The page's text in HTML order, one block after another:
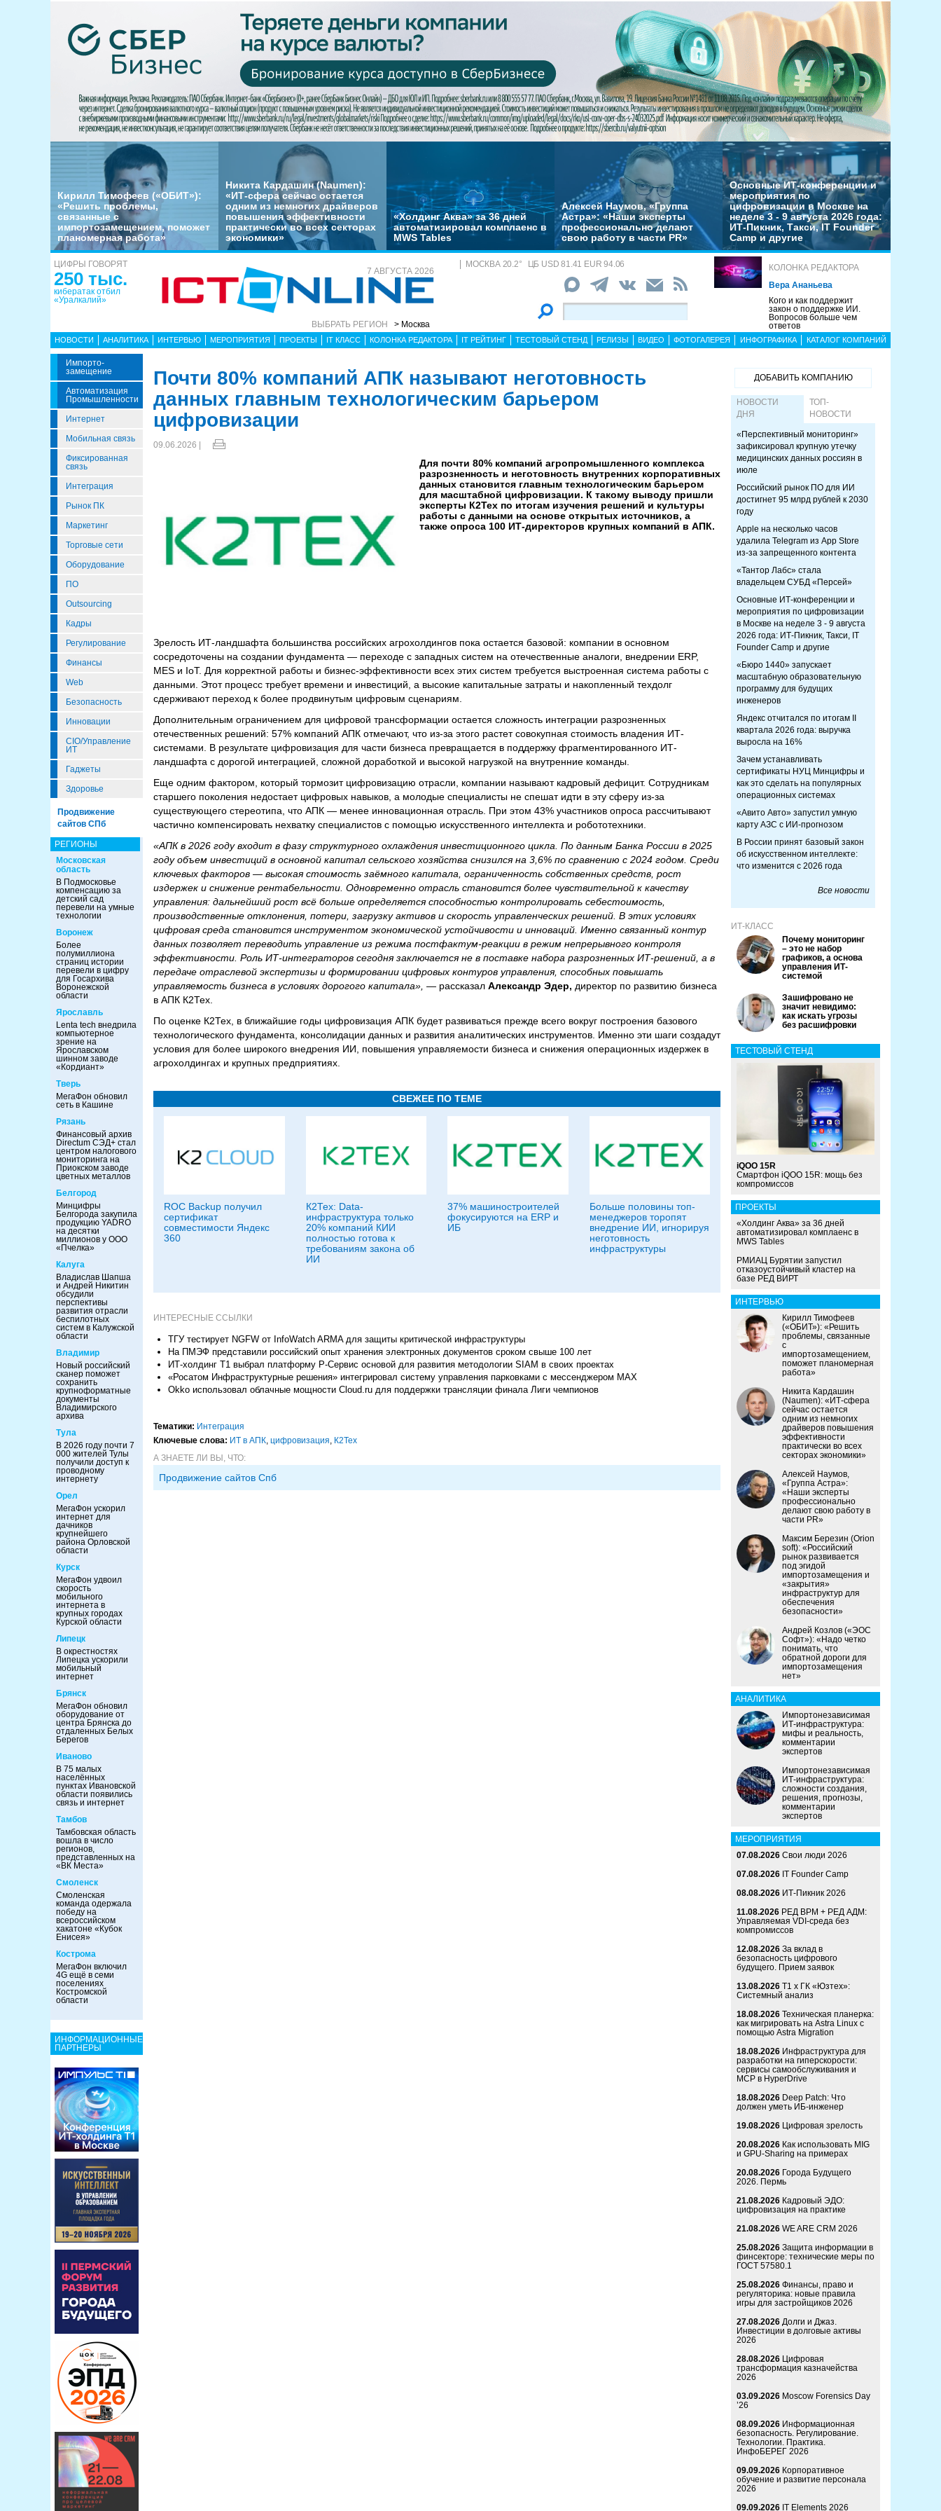
Кирилл Тимофеев («ОБИТ»):
«Решить проблемы,
связанные с
импортозамещением, поможет
планомерная работа»
Никита Кардашин (Naumen):
«ИТ-сфера сейчас остается
одним из немногих драйверов
повышения эффективности
практически во всех секторах
экономики»
«Холдинг Аква» за 36 дней
автоматизировал комплаенс в
MWS Tables
Алексей Наумов, «Группа
Астра»: «Наши эксперты
профессионально делают
свою работу в части PR»
Основные ИТ-конференции и
мероприятия по
цифровизации в Москве на
неделе 3 - 9 августа 2026 года:
ИТ-Пикник, Такси, IT Founder
Camp и другие
ЦИФРЫ ГОВОРЯТ
250 тыс.
кибератак отбил
«Уралкалий»
7 АВГУСТА 2026
ВЫБРАТЬ РЕГИОН > Москва
МОСКВА 20.2° ЦБ USD 81.41 EUR 94.06
КОЛОНКА РЕДАКТОРА
Вера Ананьева
Кого и как поддержит
закон о поддержке ИИ.
Вопросов больше чем
ответов
НОВОСТИ АНАЛИТИКА ИНТЕРВЬЮ МЕРОПРИЯТИЯ ПРОЕКТЫ IT КЛАСС КОЛОНКА РЕДАКТОРА IT РЕЙТИНГ ТЕСТОВЫЙ СТЕНД РЕЛИЗЫ ВИДЕО ФОТОГАЛЕРЕЯ ИНФОГРАФИКА КАТАЛОГ КОМПАНИЙ
Импорто­
Замещение
Автоматизация
Промышленности
Интернет
Мобильная связь
Фиксированная
связь
Интеграция
Рынок ПК
Маркетинг
Торговые сети
Оборудование
ПО
Outsourcing
Кадры
Регулирование
Финансы
Web
Безопасность
Инновации
CIO/Управление
ИТ
Гаджеты
Здоровье
Продвижение
сайтов СПб
РЕГИОНЫ
Московская
область
В Подмосковье
компенсацию за
детский сад
перевели на умные
технологии
Воронеж
Более
полумиллиона
страниц истории
перевели в цифру
для Госархива
Воронежской
области
Ярославль
Lenta tech внедрила
компьютерное
зрение на
Ярославском
шинном заводе
«Кордиант»
Тверь
МегаФон обновил
сеть в Кашине
Рязань
Финансовый архив
Directum СЭД+ стал
центром налогового
мониторинга на
Приокском заводе
цветных металлов
Белгород
Минцифры
Белгорода закупила
продукцию YADRO
на десятки
миллионов у ООО
«Пчелка»
Калуга
Владислав Шапша
и Андрей Никитин
обсудили
перспективы
развития отрасли
беспилотных
систем в Калужской
области
Владимир
Новый российский
сканер поможет
сохранить
крупноформатные
документы
Владимирского
архива
Тула
В 2026 году почти 7
000 жителей Тулы
получили доступ к
проводному
интернету
Орел
МегаФон ускорил
интернет для
дачников
крупнейшего
района Орловской
области
Курск
МегаФон удвоил
скорость
мобильного
интернета в
крупных городах
Курской области
Липецк
В окрестностях
Липецка ускорили
мобильный
интернет
Брянск
МегаФон обновил
оборудование от
центра Брянска до
отдаленных Белых
Берегов
Иваново
В 75 малых
населённых
пунктах Ивановской
области появились
связь и интернет
Тамбов
Тамбовская область
вошла в число
регионов,
представленных на
«ВК Места»
Смоленск
Смоленская
команда одержала
победу на
всероссийском
хакатоне «Кубок
Енисея»
Кострома
МегаФон включил
4G ещё в семи
поселениях
Костромской
области
ИНФОРМАЦИОННЫЕ
ПАРТНЕРЫ
Почти 80% компаний АПК называют неготовность
данных главным технологическим барьером
цифровизации
09.06.2026 |
Для почти 80% компаний агропромышленного комплекса
разрозненность и неготовность внутренних корпоративных
данных становится главным технологическим барьером
для масштабной цифровизации. К такому выводу пришли
эксперты К2Тех по итогам изучения решений и культуры
работы с данными на основе открытых источников, а
также опроса 100 ИТ-директоров крупных компаний в АПК.
Зрелость ИТ-ландшафта большинства российских агрохолдингов пока остается базовой: компании в основном
сосредоточены на создании фундамента — переходе с западных систем на отечественные аналоги, внедрении ERP,
MES и IoT. Для корректной работы и бизнес-эффективности всех этих систем требуется выстроенная система работы с
данными. Этот процесс требует времени и инвестиций, а высокие капитальные затраты и накопленный техдолг
сдерживают переход к более продвинутым цифровым сценариям.
Дополнительным ограничением для цифровой трансформации остается сложность интеграции разрозненных
отечественных решений: 57% компаний АПК отмечают, что из-за этого растет совокупная стоимость владения ИТ-
системами. В результате цифровизация для части бизнеса превращается в поддержку фрагментированного ИТ-
ландшафта с дорогой интеграцией, сложной доработкой и высокой нагрузкой на внутренние команды.
Еще одним фактором, который тормозит цифровизацию отрасли, компании называют кадровый дефицит. Сотрудникам
старшего поколения недостает цифровых навыков, а молодые специалисты не спешат идти в эту сферу из-за
существующего стереотипа, что АПК — менее инновационная отрасль. При этом 43% участников опроса рассчитывают
частично компенсировать нехватку специалистов с помощью искусственного интеллекта и робототехники.
«АПК в 2026 году входит в фазу структурного охлаждения инвестиционного цикла. По данным Банка России в 2025
году объем инвестиций в основной капитал сельского хозяйства снизился на 3,6% по сравнению с 2024 годом. Среди
ключевых факторов — высокая стоимость заёмного капитала, ограниченность собственных средств, рост
издержек и снижение рентабельности. Одновременно отрасль становится более чувствительной к качеству
управления: дальнейший рост всё больше определяется способностью контролировать себестоимость,
производственные отклонения, потери, загрузку активов и скорость управленческих решений. В этих условиях
цифровая среда становится инструментом экономической устойчивости и инноваций. Именно связанный контур
данных позволяет переводить управление из режима постфактум-реакции в режим непрерывного контроля
эффективности. Роль ИТ-интеграторов сегодня заключается не в поставке набора разрозненных ИТ-решений, а в
передаче отраслевой экспертизы и формировании цифровых контуров управления, способных повышать
управляемость бизнеса в условиях дорогого капитала», — рассказал Александр Эдер, директор по развитию бизнеса
в АПК К2Тех.
По оценке К2Тех, в ближайшие годы цифровизация АПК будет развиваться прежде всего вокруг построения базового
технологического фундамента, консолидации данных и развития аналитических инструментов. Именно эти шаги создадут
условия для более широкого внедрения ИИ, повышения управляемости бизнеса и снижения операционных издержек в
агрохолдингах и крупных предприятиях.
СВЕЖЕЕ ПО ТЕМЕ
ROC Backup получил
сертификат
совместимости Яндекс
360
К2Тех: Data-
инфраструктура только
20% компаний КИИ
полностью готова к
требованиям закона об
ИИ
37% машиностроителей
фокусируются на ERP и
ИБ
Больше половины топ-
менеджеров торопят
внедрение ИИ, игнорируя
неготовность
инфраструктуры
ИНТЕРЕСНЫЕ ССЫЛКИ
ТГУ тестирует NGFW от InfoWatch ARMA для защиты критической инфраструктуры
На ПМЭФ представили российский опыт хранения электронных документов сроком свыше 100 лет
ИТ-холдинг Т1 выбрал платформу Р-Сервис основой для развития методологии SIAM в своих проектах
«Росатом Инфраструктурные решения» интегрировал систему управления парковками с мессенджером МАХ
Okko использовал облачные мощности Cloud.ru для поддержки трансляции финала Лиги чемпионов
Тематики: Интеграция
Ключевые слова: ИТ в АПК, цифровизация, К2Тех
А ЗНАЕТЕ ЛИ ВЫ, ЧТО:
Продвижение сайтов Спб
ДОБАВИТЬ КОМПАНИЮ
НОВОСТИ
ДНЯ
ТОП-
НОВОСТИ
«Перспективный мониторинг»
зафиксировал крупную утечку
медицинских данных россиян в
июле
Российский рынок ПО для ИИ
достигнет 95 млрд рублей к 2030
году
Apple на несколько часов
удалила Telegram из App Store
из-за запрещенного контента
«Тантор Лабс» стала
владельцем СУБД «Персей»
Основные ИТ-конференции и
мероприятия по цифровизации
в Москве на неделе 3 - 9 августа
2026 года: ИТ-Пикник, Такси, IT
Founder Camp и другие
«Бюро 1440» запускает
масштабную образовательную
программу для будущих
инженеров
Яндекс отчитался по итогам II
квартала 2026 года: выручка
выросла на 16%
Зачем устанавливать
сертификаты НУЦ Минцифры и
как это сделать на популярных
операционных системах
«Авито Авто» запустил умную
карту АЗС с ИИ-прогнозом
В России принят базовый закон
об искусственном интеллекте:
что изменится с 2026 года
Все новости
ИТ-КЛАСС
Почему мониторинг
– это не набор
графиков, а основа
управления ИТ-
системой
Зашифровано не
значит невидимо:
как искать угрозы
без расшифровки
ТЕСТОВЫЙ СТЕНД
iQOO 15R
Смартфон iQOO 15R: мощь без
компромиссов
ПРОЕКТЫ
«Холдинг Аква» за 36 дней
автоматизировал комплаенс в
MWS Tables
РМИАЦ Бурятии запустил
отказоустойчивый кластер на
базе РЕД ВИРТ
ИНТЕРВЬЮ
Кирилл Тимофеев
(«ОБИТ»): «Решить
проблемы, связанные
с
импортозамещением,
поможет планомерная
работа»
Никита Кардашин
(Naumen): «ИТ-сфера
сейчас остается
одним из немногих
драйверов повышения
эффективности
практически во всех
секторах экономики»
Алексей Наумов,
«Группа Астра»:
«Наши эксперты
профессионально
делают свою работу в
части PR»
Максим Березин (Orion
soft): «Российский
рынок развивается
под эгидой
импортозамещения и
«закрытия»
инфраструктур для
обеспечения
безопасности»
Андрей Козлов («ЭОС
Софт»): «Надо четко
понимать, что
обратной дороги для
импортозамещения
нет»
АНАЛИТИКА
Импортонезависимая
ИТ-инфраструктура:
мифы и реальность,
комментарии
экспертов
Импортонезависимая
ИТ-инфраструктура:
сложности создания,
решения, прогнозы,
комментарии
экспертов
МЕРОПРИЯТИЯ
07.08.2026 Свои люди 2026
07.08.2026 IT Founder Camp
08.08.2026 ИТ-Пикник 2026
11.08.2026 РЕД ВРМ + РЕД АДМ:
Управляемая VDI-среда без
компромиссов
12.08.2026 За вклад в
безопасность цифрового
будущего. Прием заявок
13.08.2026 Т1 x ГК «Юзтех»:
Системный анализ
18.08.2026 Техническая планерка:
как мигрировать на Astra Linux с
помощью Astra Migration
18.08.2026 Инфраструктура для
разработки на гиперскорости:
сервисы самообслуживания и
MCP в HyperDrive
18.08.2026 Deep Patch: Что
должен уметь ИБ-инженер
19.08.2026 Цифровая зрелость
20.08.2026 Как использовать MIG
и GPU-Sharing на примерах
20.08.2026 Города Будущего
2026. Пермь
21.08.2026 Кадровый ЭДО:
цифровизация на практике
21.08.2026 WE ARE CRM 2026
25.08.2026 Защита информации в
финсекторе: технические меры по
ГОСТ 57580.1
25.08.2026 Финансы, право и
регуляторика: новые правила
игры для застройщиков 2026
27.08.2026 Долги и Джаз.
Инвестиции в долговые активы
2026
28.08.2026 Цифровая
трансформация казначейства
2026
03.09.2026 Moscow Forensics Day
’26
08.09.2026 Информационная
безопасность. Регулирование.
Технологии. Практика.
ИнфоБЕРЕГ 2026
09.09.2026 Корпоративное
обучение и развитие персонала
2026
09.09.2026 IT Elements 2026